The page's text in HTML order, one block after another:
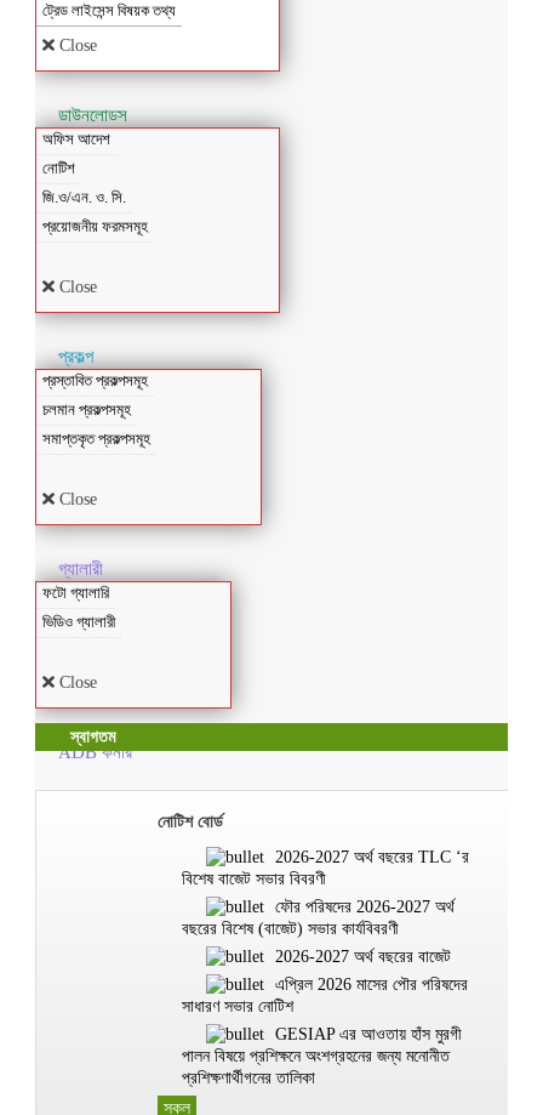
ট্রেড লাইসেন্স বিষয়ক তথ্য
Close
ডাউনলোডস
অফিস আদেশ
নোটিশ
জি.ও/এন. ও. সি.
প্রয়োজনীয় ফরমসমূহ
Close
প্রকল্প
প্রস্তাবিত প্রকল্পসমূহ
চলমান প্রকল্পসমূহ
সমাপ্তকৃত প্রকল্পসমূহ
Close
গ্যালারী
ফটো গ্যালারি
ভিডিও গ্যালারী
Close
ADB কর্নার
স্বাগতম
নোটিশ বোর্ড
2026-2027 অর্থ বছরের TLC ‘র
বিশেষ বাজেট সভার বিবরণী
ফৌর পরিষদের 2026-2027 অর্থ
বছরের বিশেষ (বাজেট) সভার কার্যবিবরণী
2026-2027 অর্থ বছরের বাজেট
এপ্রিল 2026 মাসের পৌর পরিষদের
সাধারণ সভার নোটিশ
GESIAP এর আওতায় হাঁস মুরগী
পালন বিষয়ে প্রশিক্ষনে অংশগ্রহনের জন্য মনোনীত
প্রশিক্ষণার্থীগনের তালিকা
সকল